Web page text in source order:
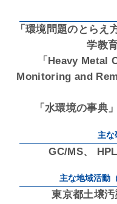
「環境問題のとらえ
学教
「Heavy
Monitoring and
「水環境の事典
主な
GC/MS、
主な地域活動
東京都土壌